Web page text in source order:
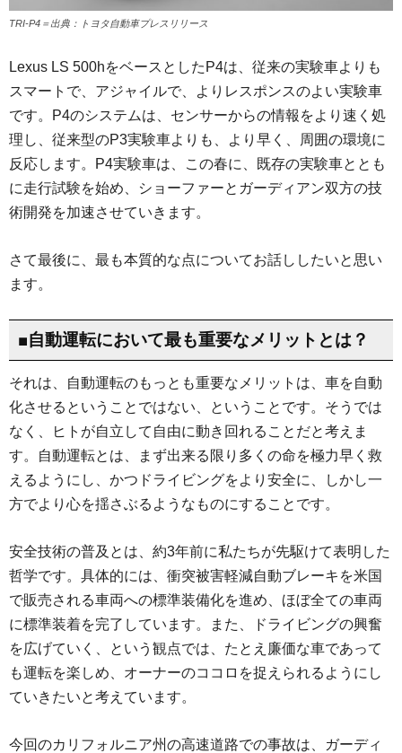
TRI-P4＝出典：トヨタ自動車プレスリリース
Lexus LS 500hをベースとしたP4は、従来の実験車よりも
スマートで、アジャイルで、よりレスポンスのよい実験車
です。P4のシステムは、センサーからの情報をより速く処
理し、従来型のP3実験車よりも、より早く、周囲の環境に
反応します。P4実験車は、この春に、既存の実験車ととも
に走行試験を始め、ショーファーとガーディアン双方の技
術開発を加速させていきます。
さて最後に、最も本質的な点についてお話ししたいと思い
ます。
■自動運転において最も重要なメリットとは？
それは、自動運転のもっとも重要なメリットは、車を自動
化させるということではない、ということです。そうでは
なく、ヒトが自立して自由に動き回れることだと考えま
す。自動運転とは、まず出来る限り多くの命を極力早く救
えるようにし、かつドライビングをより安全に、しかし一
方でより心を揺さぶるようなものにすることです。
安全技術の普及とは、約3年前に私たちが先駆けて表明した
哲学です。具体的には、衝突被害軽減自動ブレーキを米国
で販売される車両への標準装備化を進め、ほぼ全ての車両
に標準装着を完了しています。また、ドライビングの興奮
を広げていく、という観点では、たとえ廉価な車であって
も運転を楽しめ、オーナーのココロを捉えられるようにし
ていきたいと考えています。
今回のカリフォルニア州の高速道路での事故は、ガーディ